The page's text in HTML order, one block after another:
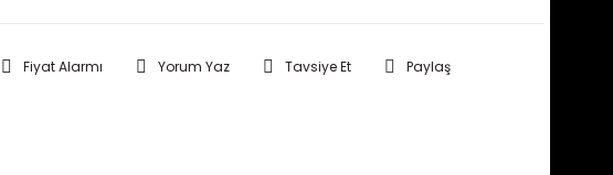
Fiyat Alarmı Yorum Yaz Tavsiye Et Paylaş